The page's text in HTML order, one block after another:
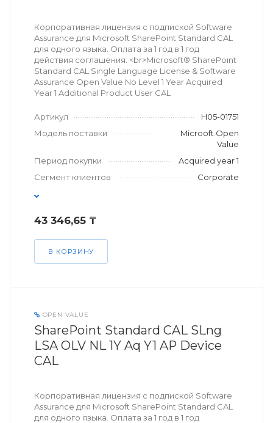
Корпоративная лицензия с подпиской Software
Assurance для Microsoft SharePoint Standard CAL
для одного языка. Оплата за 1 год в 1 год
действия соглашения. <br>Microsoft® SharePoint
Standard CAL Single Language License & Software
Assurance Open Value No Level 1 Year Acquired
Year 1 Additional Product User CAL
Артикул
H05-01751
Модель поставки
Microoft Open
Value
Период покупки
Acquired year 1
Сегмент клиентов
Corporate
43 346,65 ₸
В КОРЗИНУ
OPEN VALUE
SharePoint Standard CAL SLng
LSA OLV NL 1Y Aq Y1 AP Device
CAL
Корпоративная лицензия с подпиской Software
Assurance для Microsoft SharePoint Standard CAL
для одного языка. Оплата за 1 год в 1 год